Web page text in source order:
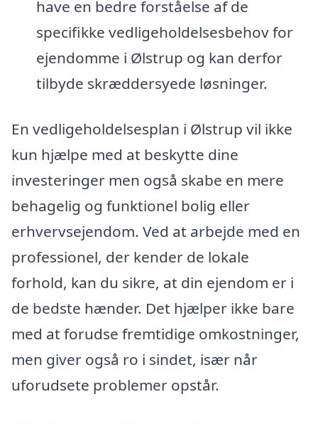
have en bedre forståelse af de
specifikke vedligeholdelsesbehov for
ejendomme i Ølstrup og kan derfor
tilbyde skræddersyede løsninger.
En vedligeholdelsesplan i Ølstrup vil ikke
kun hjælpe med at beskytte dine
investeringer men også skabe en mere
behagelig og funktionel bolig eller
erhvervsejendom. Ved at arbejde med en
professionel, der kender de lokale
forhold, kan du sikre, at din ejendom er i
de bedste hænder. Det hjælper ikke bare
med at forudse fremtidige omkostninger,
men giver også ro i sindet, især når
uforudsete problemer opstår.